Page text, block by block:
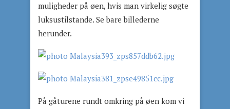
muligheder på øen, hvis man virkelig søgte
luksustilstande. Se bare billederne
herunder.
På gåturene rundt omkring på øen kom vi